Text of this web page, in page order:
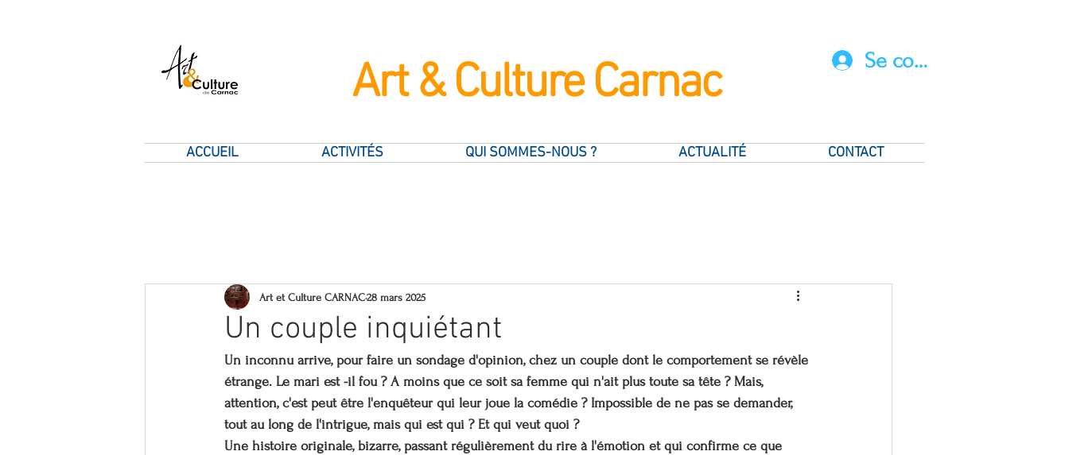
Art & Culture Carnac Se connecter
ACCUEIL ACTIVITÉS QUI SOMMES-NOUS ? ACTUALITÉ CONTACT
Un couple inquiétant
Art et Culture CARNAC28 mars 2025
Un inconnu arrive, pour faire un sondage d'opinion, chez un couple dont le comportement se révèle
étrange. Le mari est -il fou ? A moins que ce soit sa femme qui n'ait plus toute sa tête ? Mais,
attention, c'est peut être l'enquêteur qui leur joue la comédie ? Impossible de ne pas se demander,
tout au long de l'intrigue, mais qui est qui ? Et qui veut quoi ?
Une histoire originale, bizarre, passant régulièrement du rire à l'émotion et qui confirme ce que